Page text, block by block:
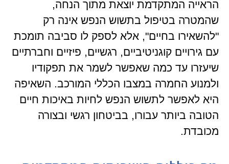
הראייה המתקדמת יוצאת מתוך הנחה,
שהמטרה בטיפול בתשוש הנפש אינה רק
"להשאירו בחיים", אלא לספק לו סביבה תומכת
עם גירויים קוגניטיביים, רגשיים, פיזיים וחברתיים
שיעזרו עד כמה שאפשר לשמר את תפקודיו
ולמנוע החמרה במצבו הכללי המורכב. השאיפה
היא לאפשר לתשוש הנפש לחיות באיכות חיים
הטובה ביותר עבורו, בביטחון רגשי ובצורה
מכובדת.